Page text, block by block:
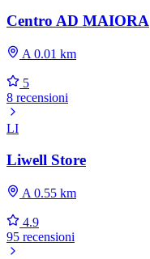
Centro AD MAIORA
A 0.01 km
5
8 recensioni
LI
Liwell Store
A 0.55 km
4.9
95 recensioni